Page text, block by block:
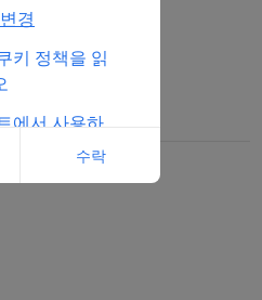
경
키 정책을 읽
에서 사용하
체 목록 클릭
수락